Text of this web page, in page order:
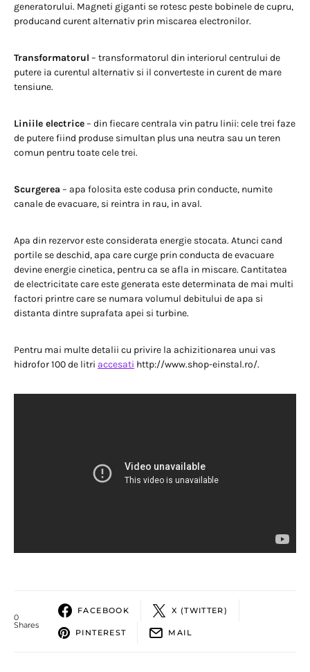
generatorului. Magneti giganti se rotesc peste bobinele de cupru,
producand curent alternativ prin miscarea electronilor.
Transformatorul – transformatorul din interiorul centrului de
putere ia curentul alternativ si il converteste in curent de mare
tensiune.
Liniile electrice– din fiecare centrala vin patru linii: cele trei faze
de putere fiind produse simultan plus una neutra sau un teren
comun pentru toate cele trei.
Scurgerea – apa folosita este codusa prin conducte, numite
canale de evacuare, si reintra in rau, in aval.
Apa din rezervor este considerata energie stocata. Atunci cand
portile se deschid, apa care curge prin conducta de evacuare
devine energie cinetica, pentru ca se afla in miscare. Cantitatea
de electricitate care este generata este determinata de mai multi
factori printre care se numara volumul debitului de apa si
distanta dintre suprafata apei si turbine.
Pentru mai multe detalii cu privire la achizitionarea unui vas
hidrofor 100 de litri accesati http://www.shop-einstal.ro/.
0
Shares
FACEBOOK X (TWITTER)
PINTEREST MAIL